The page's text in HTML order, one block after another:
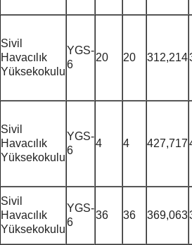
Sivil
Havacılık
Yüksekokulu
YGS-
6
20 20 312,214
Sivil
Havacılık
Yüksekokulu
YGS-
6
4 4 427,717
Sivil
Havacılık
Yüksekokulu
YGS-
6
36 36 369,063